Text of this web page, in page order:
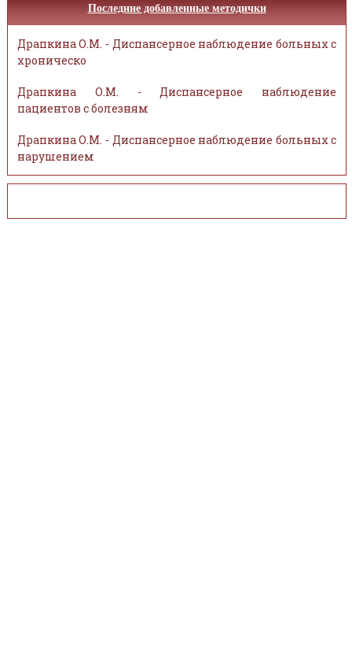
Последние добавленные методички
Драпкина О.М. - Диспансерное наблюдение больных с
хроническо
Драпкина О.М. - Диспансерное наблюдение
пациентов с болезням
Драпкина О.М. - Диспансерное наблюдение больных с
нарушением